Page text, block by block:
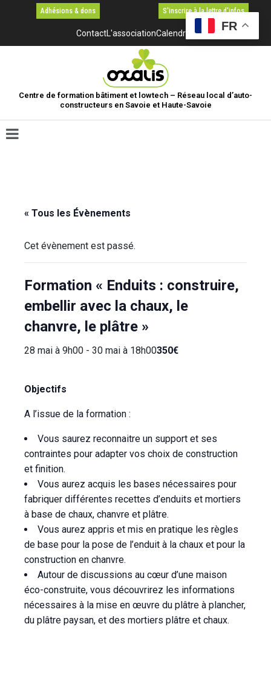
Adhésions & dons S'inscrire à la lettre d'infos
ContactL'associationCalendrier
Centre de formation bâtiment et lowtech – Réseau local d’auto-
constructeurs en Savoie et Haute-Savoie
« Tous les Évènements
Cet évènement est passé.
Formation « Enduits : construire,
embellir avec la chaux, le
chanvre, le plâtre »
28 mai à 9h00 - 30 mai à 18h00350€
Objectifs
A l’issue de la formation :
Vous saurez reconnaitre un support et ses
contraintes pour adapter vos choix de construction
et finition.
Vous aurez acquis les bases nécessaires pour
fabriquer différentes recettes d’enduits et mortiers
à base de chaux, chanvre et plâtre.
Vous aurez appris et mis en pratique les règles
de base pour la pose de l’enduit à la chaux et pour la
construction en chanvre.
Autour de discussions au cœur d’une maison
éco-construite, vous découvrirez les informations
nécessaires à la mise en œuvre du plâtre à plancher,
du plâtre paysan, et des mortiers plâtre et chaux.
FR